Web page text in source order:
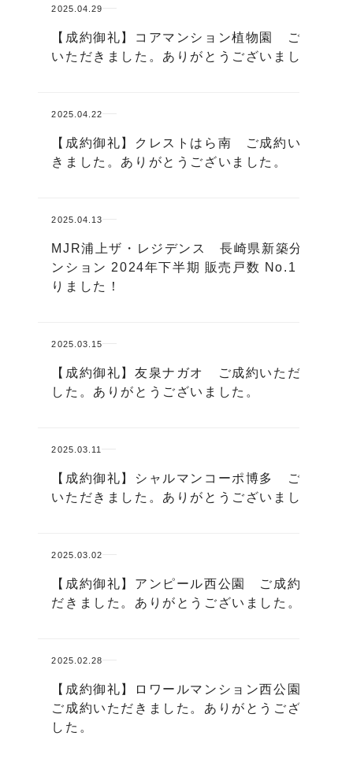
2025.04.29
【成約御礼】コアマンション植物園 ご成約
いただきました。ありがとうございました。
2025.04.22
【成約御礼】クレストはら南 ご成約いただ
きました。ありがとうございました。
2025.04.13
MJR浦上ザ・レジデンス 長崎県新築分譲マ
ンション 2024年下半期 販売戸数 No.1 とな
りました！
2025.03.15
【成約御礼】友泉ナガオ ご成約いただきま
した。ありがとうございました。
2025.03.11
【成約御礼】シャルマンコーポ博多 ご成約
いただきました。ありがとうございました。
2025.03.02
【成約御礼】アンピール西公園 ご成約いた
だきました。ありがとうございました。
2025.02.28
【成約御礼】ロワールマンション西公園Ⅲ
ご成約いただきました。ありがとうございま
した。